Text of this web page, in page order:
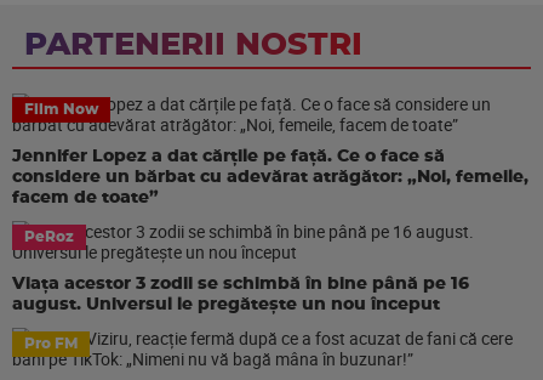
PARTENERII NOSTRI
Film Now
Jennifer Lopez a dat cărțile pe față. Ce o face să
considere un bărbat cu adevărat atrăgător: „Noi, femeile,
facem de toate”
PeRoz
Viața acestor 3 zodii se schimbă în bine până pe 16
august. Universul le pregătește un nou început
Pro FM